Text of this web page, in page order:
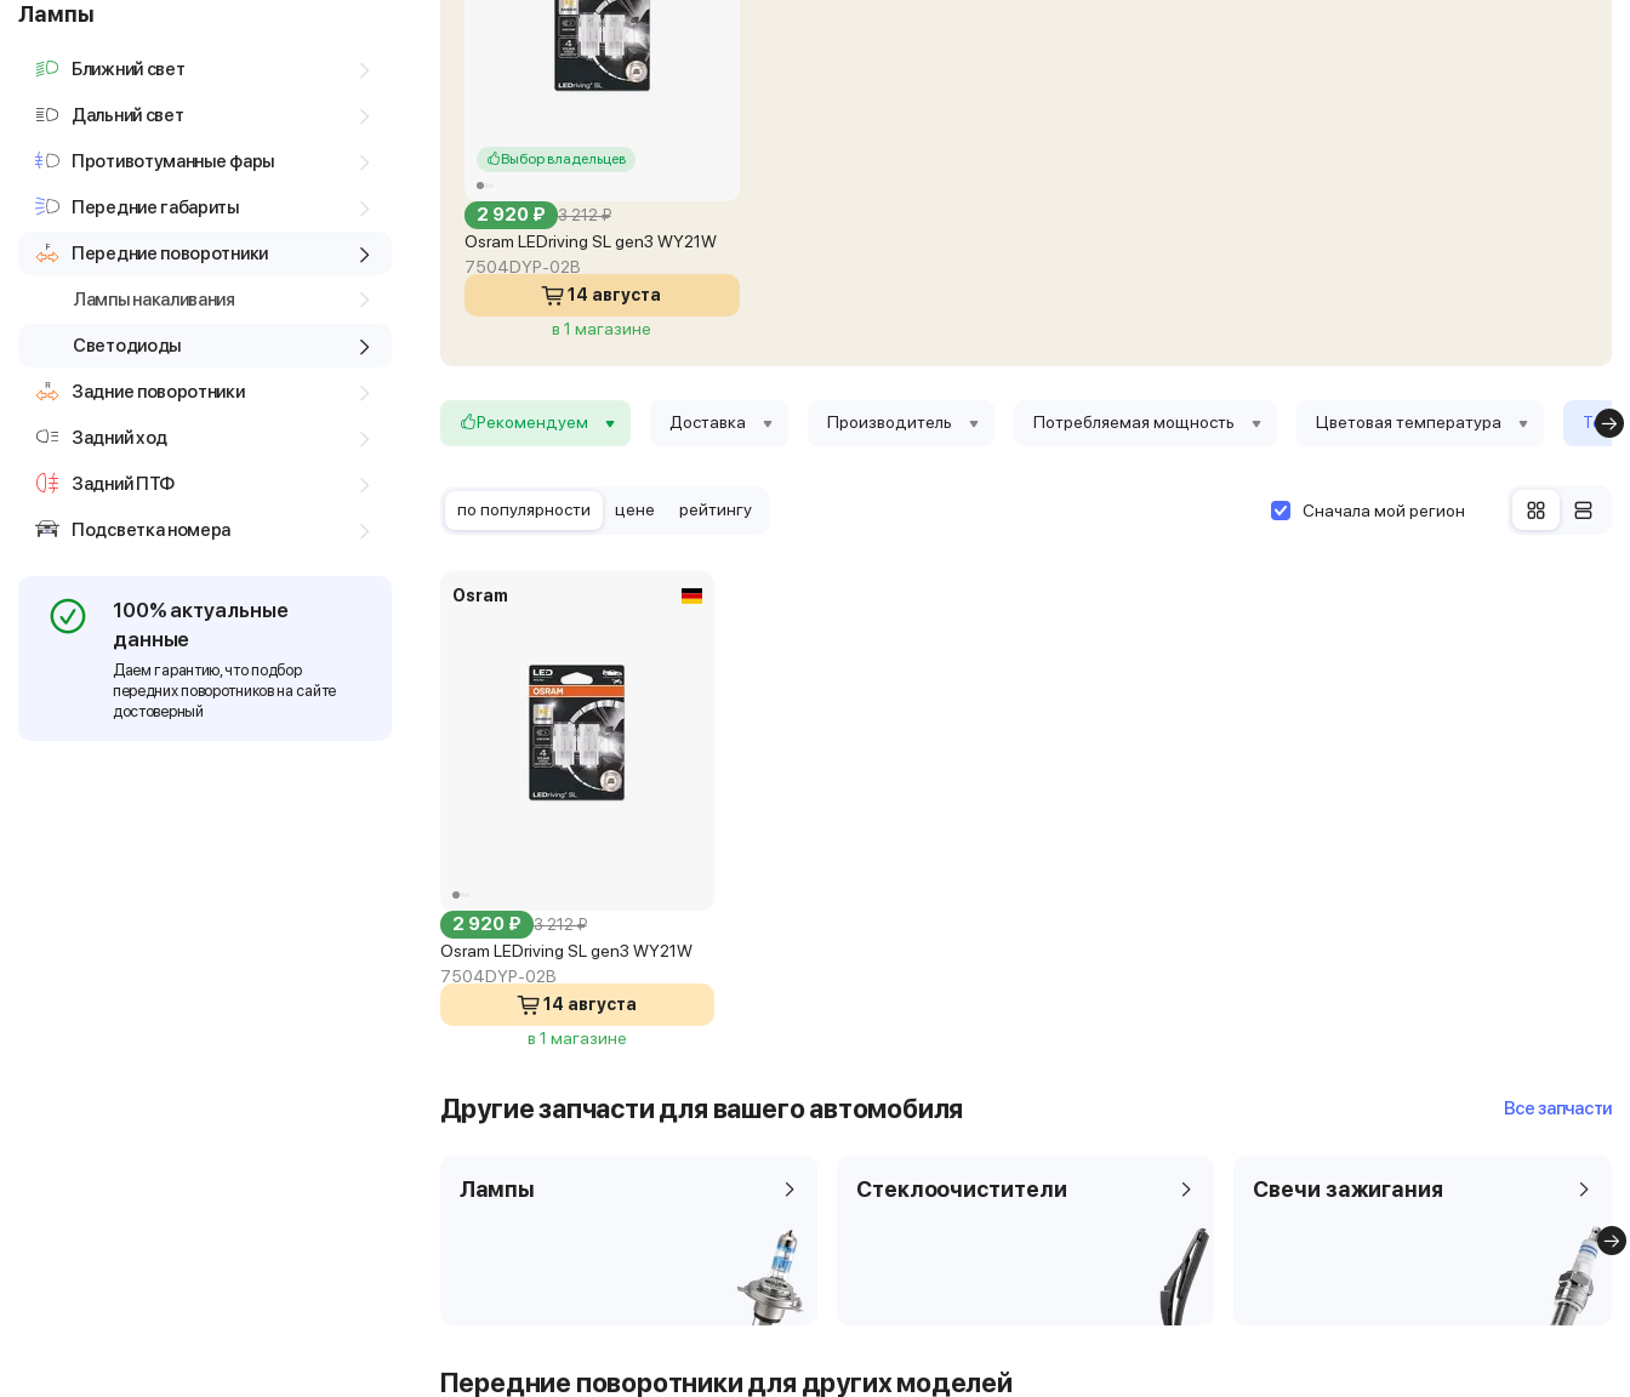
Лампы
Ближний свет
Дальний свет
Противотуманные фары
Передние габариты
Передние поворотники
Лампы накаливания
Светодиоды
Задние поворотники
Задний ход
Задний ПТФ
Подсветка номера
100% актуальные
данные
Даем гарантию, что подбор
передних поворотников на сайте
достоверный
Выбор владельцев
2 920 ₽ 3 212 ₽
Osram LEDriving SL gen3 WY21W
7504DYP-02B
14 августа
в 1 магазине
Рекомендуем Доставка Производитель Потребляемая мощность Цветовая температура
по популярности цене рейтингу Сначала мой регион
Osram
2 920 ₽ 3 212 ₽
Osram LEDriving SL gen3 WY21W
7504DYP-02B
14 августа
в 1 магазине
Другие запчасти для вашего автомобиля Все запчасти
Лампы Стеклоочистители Свечи зажигания
Передние поворотники для других моделей